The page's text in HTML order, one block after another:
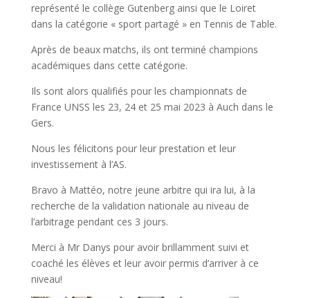
représenté le collège Gutenberg ainsi que le Loiret
dans la catégorie « sport partagé » en Tennis de Table.
Après de beaux matchs, ils ont terminé champions
académiques dans cette catégorie.
Ils sont alors qualifiés pour les championnats de
France UNSS les 23, 24 et 25 mai 2023 à Auch dans le
Gers.
Nous les félicitons pour leur prestation et leur
investissement à l’AS.
Bravo à Mattéo, notre jeune arbitre qui ira lui, à la
recherche de la validation nationale au niveau de
l’arbitrage pendant ces 3 jours.
Merci à Mr Danys pour avoir brillamment suivi et
coaché les élèves et leur avoir permis d’arriver à ce
niveau!